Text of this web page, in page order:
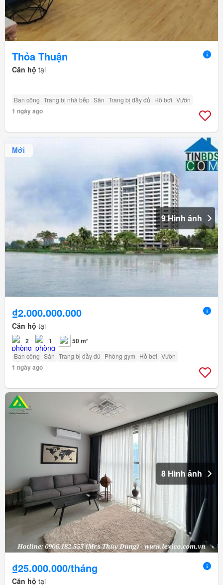
Thỏa Thuận
Căn hộ tại
Ban công Trang bị nhà bếp Sân Trang bị đầy đủ Hồ bơi Vườn
1 ngày ago
Mới
9 Hình ảnh
₫2.000.000.000
Căn hộ tại
2 1 50 m²
Ban công Sân Trang bị đầy đủ Phòng gym Hồ bơi Vườn
1 ngày ago
8 Hình ảnh
₫25.000.000/tháng
Căn hộ tại